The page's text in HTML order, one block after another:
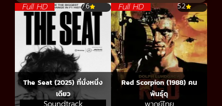
Full HD 7.6
The Seat (2025) ที่นั่งหนึ่ง
เดียว
Full HD 5.2
Red Scorpion (1988) คน
พันธุ์ดุ